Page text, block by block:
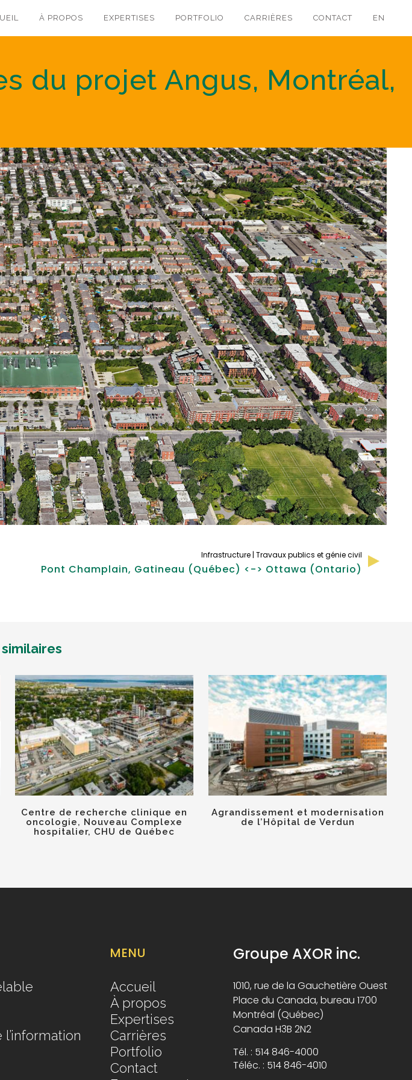
À PROPOS EXPERTISES PORTFOLIO CARRIÈRES CONTACT EN
du projet Angus, Montréal,
Infrastructure | Travaux publics et génie civil
Pont Champlain, Gatineau (Québec) <-> Ottawa (Ontario)
VOIR
Centre de recherche clinique en
oncologie, Nouveau Complexe
hospitalier, CHU de Québec
VOIR
Agrandissement et modernisation
de l’Hôpital de Verdun
MENU
Accueil
À propos
Expertises
Carrières
Portfolio
Contact
Groupe AXOR inc.
1010, rue de la Gauchetière Ouest
Place du Canada, bureau 1700
Montréal (Québec)
Canada H3B 2N2
Tél. : 514 846-4000
Téléc. : 514 846-4010